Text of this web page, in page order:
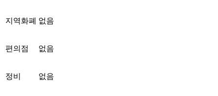
지역화폐 없음
편의점 없음
정비 없음